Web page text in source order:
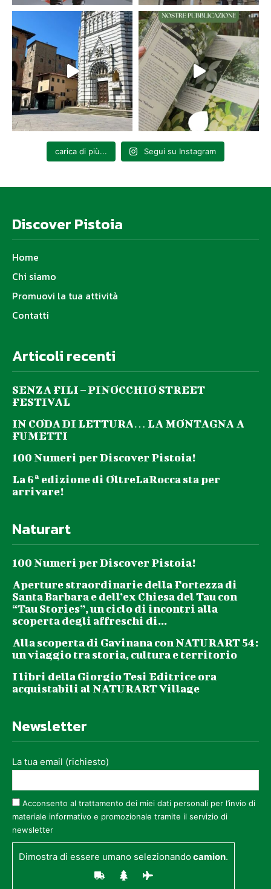
carica di più... Segui su Instagram
Discover Pistoia
Home
Chi siamo
Promuovi la tua attività
Contatti
Articoli recenti
SENZA FILI – PINOCCHIO STREET
FESTIVAL
IN CODA DI LETTURA… LA MONTAGNA A
FUMETTI
100 Numeri per Discover Pistoia!
La 6ª edizione di OltreLaRocca sta per
arrivare!
Naturart
100 Numeri per Discover Pistoia!
Aperture straordinarie della Fortezza di
Santa Barbara e dell’ex Chiesa del Tau con
“Tau Stories”, un ciclo di incontri alla
scoperta degli affreschi di...
Alla scoperta di Gavinana con NATURART 54:
un viaggio tra storia, cultura e territorio
I libri della Giorgio Tesi Editrice ora
acquistabili al NATURART Village
Newsletter
La tua email (richiesto)
Acconsento al trattamento dei miei dati personali per l’invio di
materiale informativo e promozionale tramite il servizio di
newsletter
Dimostra di essere umano selezionandocamion.